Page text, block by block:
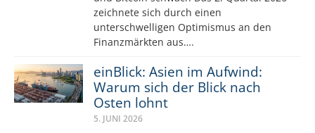
zeichnete sich durch einen
unterschwelligen Optimismus an den
Finanzmärkten aus….
einBlick: Asien im Aufwind:
Warum sich der Blick nach
Osten lohnt
5. JUNI 2026